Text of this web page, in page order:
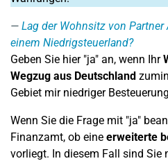
Lag der Wohnsitz von
einem Niedrigsteuerland?
Geben Sie hier "ja" an, wenn Ihr
Wegzug aus Deutschland
Gebiet mir niedriger
Wenn Sie die Frage mit "ja"
Finanzamt, ob eine erweiterte
vorliegt. In diesem Fall sind Sie